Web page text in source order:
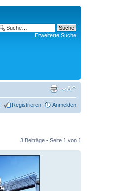
Erweiterte Suche
Registrieren Anmelden
3 Beiträge • Seite 1 von 1